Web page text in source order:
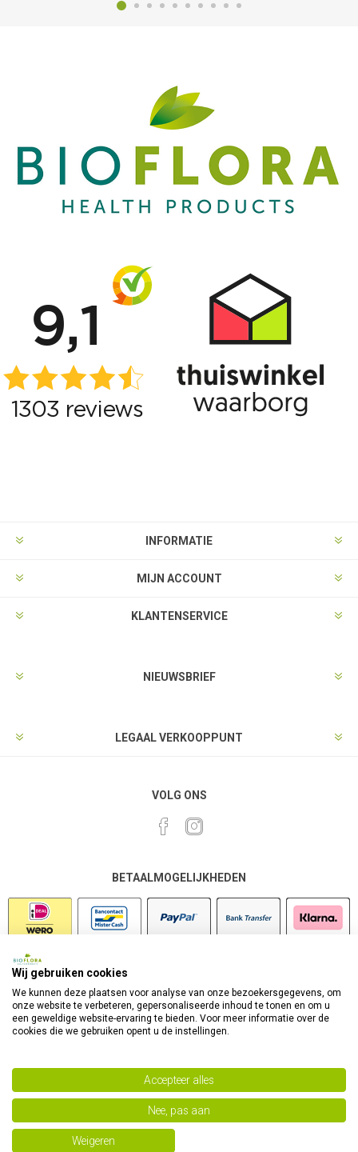
INFORMATIE
MIJN ACCOUNT
KLANTENSERVICE
NIEUWSBRIEF
LEGAAL VERKOOPPUNT
VOLG ONS
BETAALMOGELIJKHEDEN
Powered bynopCommerce
Copyright 2026 Bioflora Health Products. Alle rechten
Wij gebruiken cookies
We kunnen deze plaatsen voor analyse van onze bezoekersgegevens, om
onze website te verbeteren, gepersonaliseerde inhoud te tonen en om u
een geweldige website-ervaring te bieden. Voor meer informatie over de
cookies die we gebruiken opent u de instellingen.
Accepteer alles
Nee, pas aan
Weigeren